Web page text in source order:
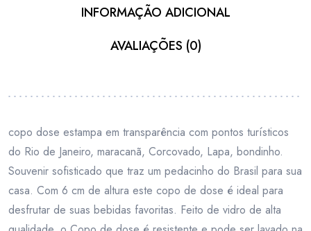
INFORMAÇÃO ADICIONAL
AVALIAÇÕES (0)
copo dose estampa em transparência com pontos turísticos
do Rio de Janeiro, maracanã, Corcovado, Lapa, bondinho.
Souvenir sofisticado que traz um pedacinho do Brasil para sua
casa. Com 6 cm de altura este copo de dose é ideal para
desfrutar de suas bebidas favoritas. Feito de vidro de alta